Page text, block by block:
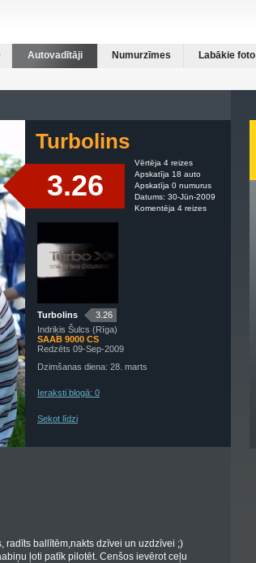
Autovadītāji Numurzīmes Labākie foto
Turbolins
3.26
Vērtēja 4 reizes
Apskatīja 18 auto
Apskatīja 0 numurus
Datums: 30-Jūn-2009
Komentēja 4 reizes
Turbolins
3.26
Indriķis Šulcs (Rīga)
SAAB 9000 CS
Redzēts 09-Sep-2009
Dzimšanas diena: 28. marts
Ieraksti blogā: 0
Sekot līdzi
radīts ballītēm,nakts dzīvei un uzdzīvei ;)
ļoti patīk pilotēt. Cenšos ievērot ceļu